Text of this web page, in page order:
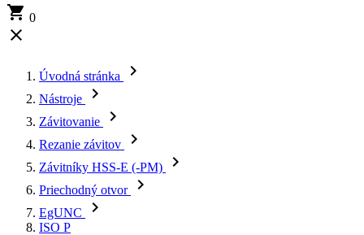
 0

Úvodná stránka 
Nástroje 
Závitovanie 
Rezanie závitov 
Závitníky HSS-E (-PM) 
Priechodný otvor 
EgUNC 
ISO P